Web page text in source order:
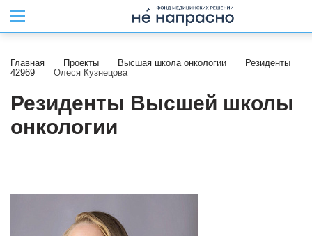
Главная Проекты Высшая школа онкологии
Резиденты
42969
Олеся Кузнецова
Резиденты Высшей школы
онкологии